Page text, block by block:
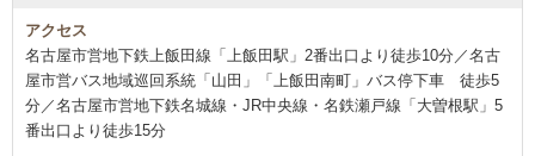
アクセス
名古屋市営地下鉄上飯田線「上飯田駅」2番出口より徒歩10分／名古
屋市営バス地域巡回系統「山田」「上飯田南町」バス停下車 徒歩5
分／名古屋市営地下鉄名城線・JR中央線・名鉄瀬戸線「大曽根駅」5
番出口より徒歩15分